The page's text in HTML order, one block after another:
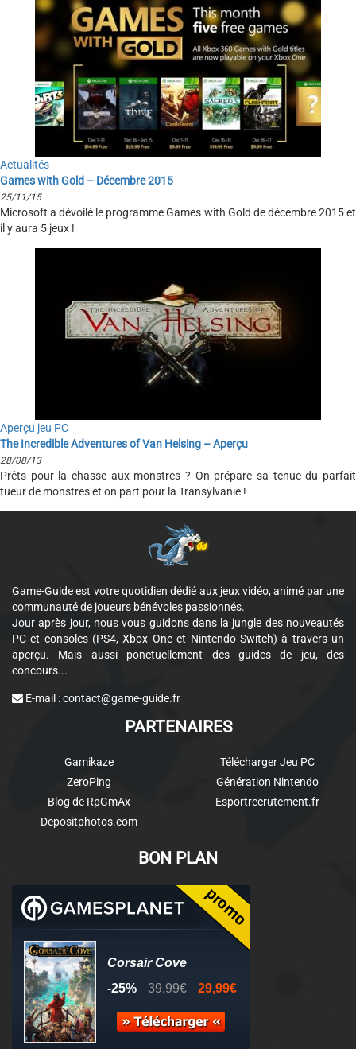
Actualités
Games with Gold – Décembre 2015
25/11/15
Microsoft a dévoilé le programme Games with Gold de décembre 2015 et
il y aura 5 jeux !
Aperçu jeu PC
The Incredible Adventures of Van Helsing – Aperçu
28/08/13
Prêts pour la chasse aux monstres ? On prépare sa tenue du parfait
tueur de monstres et on part pour la Transylvanie !
Game-Guide est votre quotidien dédié aux jeux vidéo, animé par une
communauté de joueurs bénévoles passionnés.
Jour après jour, nous vous guidons dans la jungle des nouveautés
PC et consoles (PS4, Xbox One et Nintendo Switch) à travers un
aperçu. Mais aussi ponctuellement des guides de jeu, des
concours...
E-mail :contact@game-guide.fr
PARTENAIRES
Gamikaze
ZeroPing
Blog de RpGmAx
Depositphotos.com
Télécharger Jeu PC
Génération Nintendo
Esportrecrutement.fr
BON PLAN